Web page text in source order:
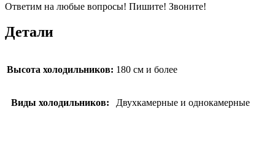
Ответим на любые вопросы! Пишите! Звоните!
Детали
Высота холодильников: 180 см и более
Виды холодильников: Двухкамерные и однокамерные